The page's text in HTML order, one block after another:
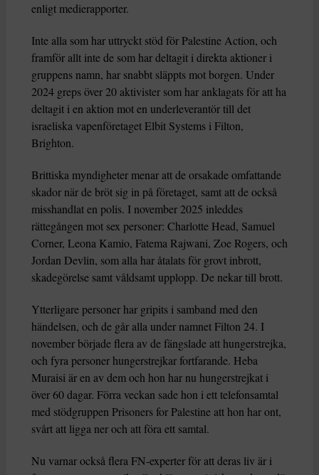
enligt medierapporter.
Inte alla som har uttryckt stöd för Palestine Action, och
framför allt inte de som har deltagit i direkta aktioner i
gruppens namn, har snabbt släppts mot borgen. Under
2024 greps över 20 aktivister som har anklagats för att ha
deltagit i en aktion mot en underleverantör till det
israeliska vapenföretaget Elbit Systems i Filton,
Brighton.
Brittiska myndigheter menar att de orsakade omfattande
skador när de bröt sig in på företaget, samt att de också
misshandlat en polis. I november 2025 inleddes
rättegången mot sex personer: Charlotte Head, Samuel
Corner, Leona Kamio, Fatema Rajwani, Zoe Rogers, och
Jordan Devlin, som alla har åtalats för grovt inbrott,
skadegörelse samt våldsamt upplopp. De nekar till brott.
Ytterligare personer har gripits i samband med den
händelsen, och de går alla under namnet Filton 24. I
november började flera av de fängslade att hungerstrejka,
och fyra personer hungerstrejkar fortfarande. Heba
Muraisi är en av dem och hon har nu hungerstrejkat i
över 60 dagar. Förra veckan sade hon i ett telefonsamtal
med stödgruppen Prisoners for Palestine att hon har ont,
svårt att ligga ner och att föra ett samtal.
Nu varnar också flera FN-experter för att deras liv är i